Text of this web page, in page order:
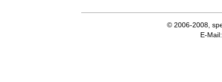
© 2006-2008,
E-